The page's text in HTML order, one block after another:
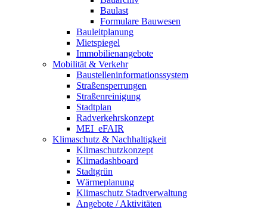
Baulast
Formulare Bauwesen
Bauleitplanung
Mietspiegel
Immobilienangebote
Mobilität & Verkehr
Baustelleninformationssystem
Straßensperrungen
Straßenreinigung
Stadtplan
Radverkehrskonzept
MEI_eFAIR
Klimaschutz & Nachhaltigkeit
Klimaschutzkonzept
Klimadashboard
Stadtgrün
Wärmeplanung
Klimaschutz Stadtverwaltung
Angebote / Aktivitäten